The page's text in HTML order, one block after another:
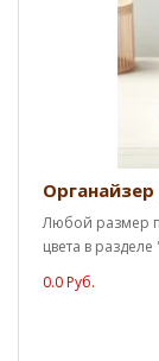
Любой размер
цвета в
0.0 Руб.